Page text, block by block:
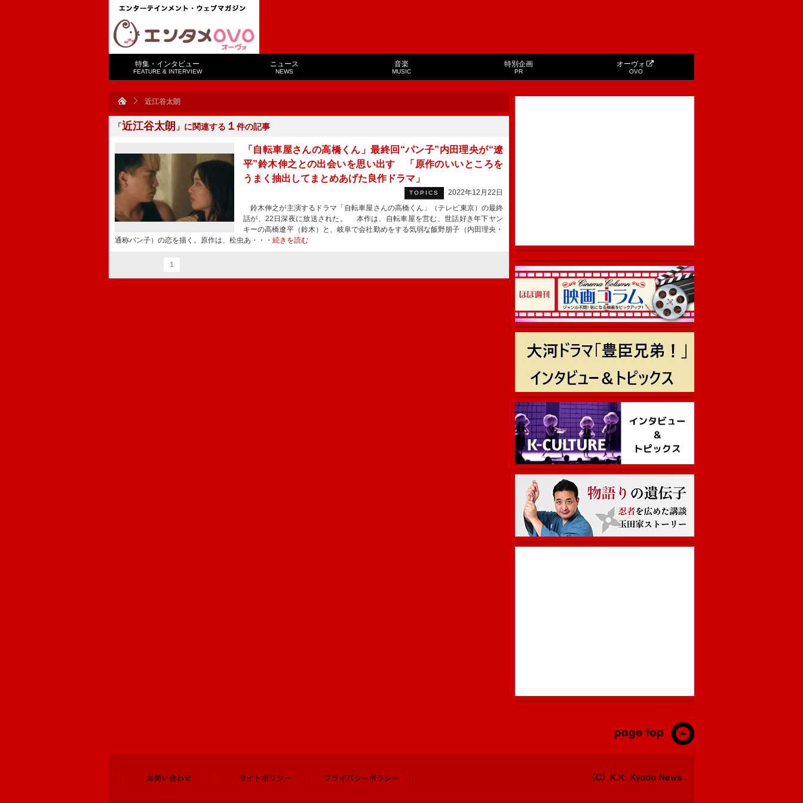
特集・インタビュー
FEATURE & INTERVIEW
ニュース
NEWS
音楽
MUSIC
特別企画
PR
オーヴォ
OVO
近江谷太朗
「近江谷太朗 」に関連する １ 件の記事
「自転車屋さんの高橋くん」最終回“パン子”内田理央が“遼
平”鈴木伸之との出会いを思い出す 「原作のいいところを
うまく抽出してまとめあげた良作ドラマ」
TOPICS
2022年12月22日
鈴木伸之が主演するドラマ「自転車屋さんの高橋くん」（テレビ東京）の最終
話が、22日深夜に放送された。 本作は、自転車屋を営む、世話好き年下ヤン
キーの高橋遼平（鈴木）と、岐阜で会社勤めをする気弱な飯野朋子（内田理央・
通称パン子）の恋を描く。原作は、松虫あ・・・ 続きを読む
1